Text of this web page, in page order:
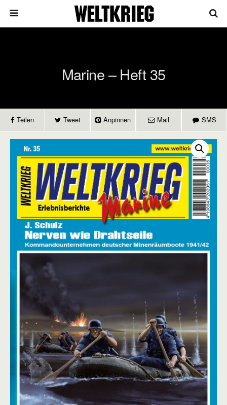
Marine – Heft 35
Teilen Tweet Anpinnen Mail SMS